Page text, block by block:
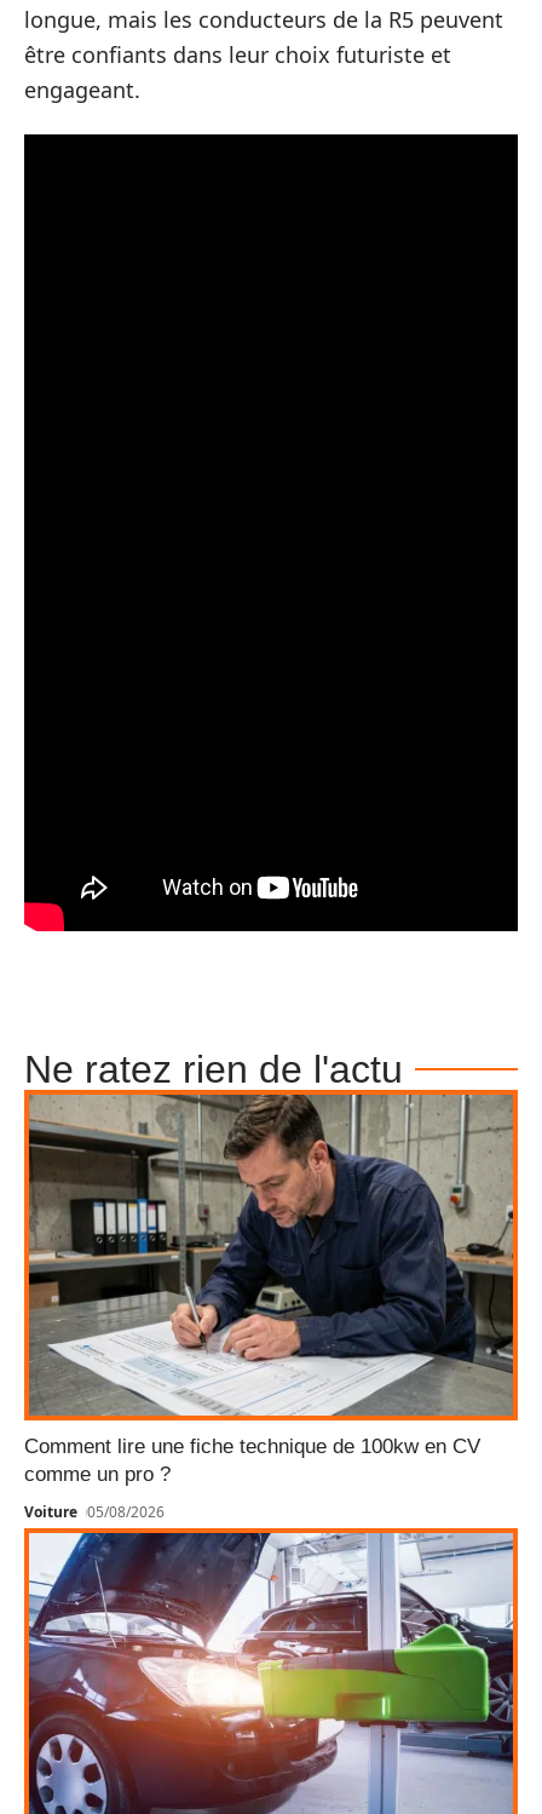
longue, mais les conducteurs de la R5 peuvent
être confiants dans leur choix futuriste et
engageant.
Ne ratez rien de l'actu
Comment lire une fiche technique de 100kw en CV
comme un pro ?
Voiture 05/08/2026